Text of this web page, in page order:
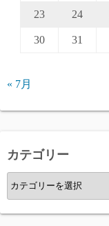
23 24
30 31
« 7月
カテゴリー
カ
テ
ゴ